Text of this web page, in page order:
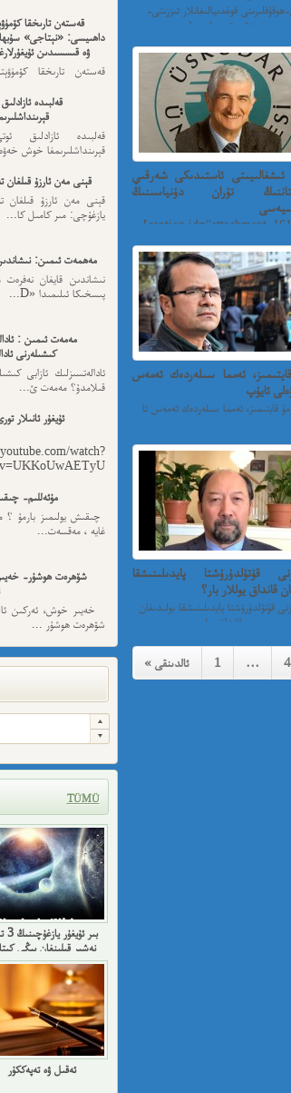
قوغدىيالىغانلار ئىززىتى-
ئاستىدىكى شەرقىي
تۇران دۇنياسىنىڭ
[caption
ئەمما سىلەردەك ئەمەس
ئايۇپ
قۇتۇلدۇرۇشتا پايدىلىنىشقا
قانداق يوللار بار؟
قۇتۇلدۇرۇشتا پايدىلىنىشقا بولىدىغان
« ئالدىنقى 1 … 4
قەستەن تارىخقا
داھىيسى: «نېتاجى»
ۋە قىسسىدىن
قەستەن تارىخقا
قەلبىدە
قەلبىدە ئازادلىق
قېرىنداشلىرىمغا خوش
قېنى مەن ئارزۇ قىلغان
قېنى مەن ئارزۇ قىلغان
يازغۇچى: مىر كامىل كا...
مەھمەت ئىمىن:
نىشاندىن قايغان
پىسخىكا ئىلىمىدا «D...
مەمەت ئىمىن :
كىشىلەرنى
ئادالەتسىزلىك ئازابى
قىلامدۇ؟ مەمەت ئ...
ئۇيغۇر ئانىلار
watch?
v=UKKoUwAETyU...
مۇئەللىم-
چىقىش يولىمىز بارمۇ ؟
غايە ، مەقسەت...
شۆھرەت ھوشۇر-
خەيىر خوش، ئەركىن
شۆھرەت ھوشۇر ...
TÜMÜ
بىر
نەشىر قىلىنغان يېڭى
ئەقىل ۋە تەپەككۇر